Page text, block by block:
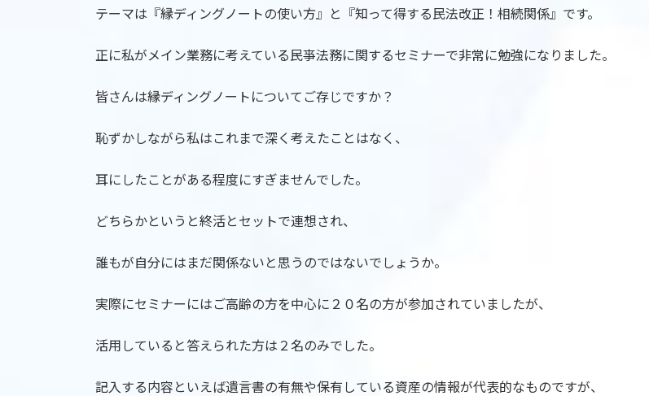
テーマは『縁ディングノートの使い方』と『知って得する民法改正！相続関係』です。
正に私がメイン業務に考えている民亊法務に関するセミナーで非常に勉強になりました。
皆さんは縁ディングノートについてご存じですか？
恥ずかしながら私はこれまで深く考えたことはなく、
耳にしたことがある程度にすぎませんでした。
どちらかというと終活とセットで連想され、
誰もが自分にはまだ関係ないと思うのではないでしょうか。
実際にセミナーにはご高齢の方を中心に２０名の方が参加されていましたが、
活用していると答えられた方は２名のみでした。
記入する内容といえば遺言書の有無や保有している資産の情報が代表的なものですが、